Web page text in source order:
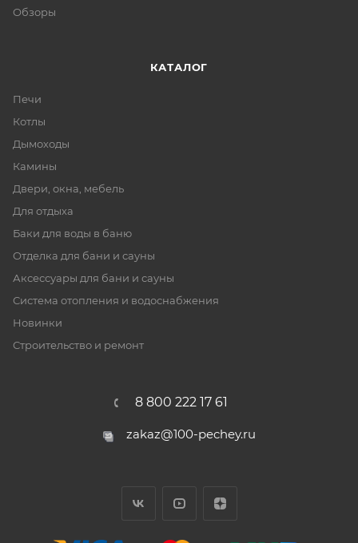
Обзоры
КАТАЛОГ
Печи
Котлы
Дымоходы
Камины
Двери, окна, мебель
Для отдыха
Баки для воды в баню
Отделка для бани и сауны
Аксессуары для бани и сауны
Система отопления и водоснабжения
Новинки
Строительство и ремонт
8 800 222 17 61
zakaz@100-pechey.ru